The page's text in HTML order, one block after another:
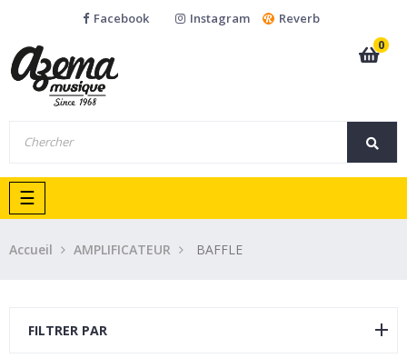
Facebook Instagram
Reverb
0
Basculer
la
navigation
☰
Accueil AMPLIFICATEUR BAFFLE
FILTRER PAR